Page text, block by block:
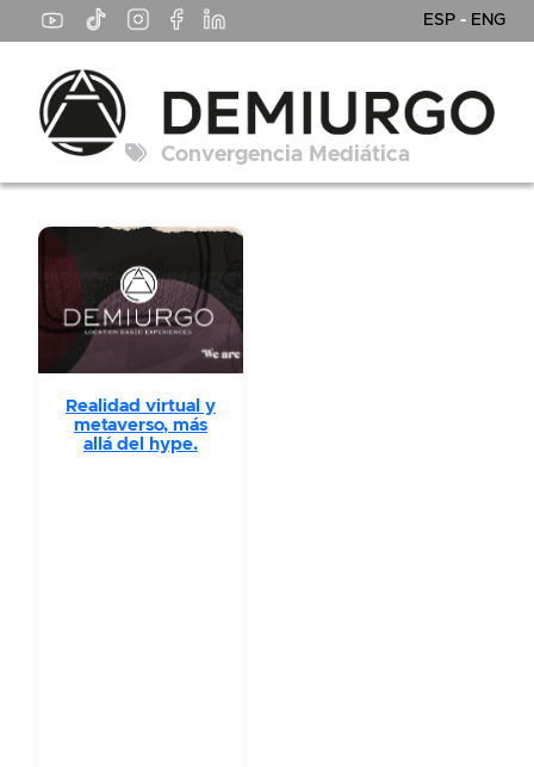
ESP - ENG
Convergencia Mediática
Realidad virtual y
metaverso, más
allá del hype.